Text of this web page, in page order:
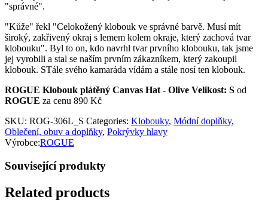
"správné".
"Kůže" řekl "Celokožený klobouk ve správné barvě. Musí mít
široký, zakřivený okraj s lemem kolem okraje, který zachová tvar
klobouku". Byl to on, kdo navrhl tvar prvního klobouku, tak jsme
jej vyrobili a stal se naším prvním zákazníkem, který zakoupil
klobouk. STále svého kamaráda vídám a stále nosí ten klobouk.
ROGUE Klobouk plátěný Canvas Hat - Olive Velikost: S od
ROGUE za cenu 890 Kč
SKU: ROG-306L_S Categories: Klobouky, Módní doplňky,
Oblečení, obuv a doplňky, Pokrývky hlavy
Výrobce:ROGUE
Související produkty
Related products